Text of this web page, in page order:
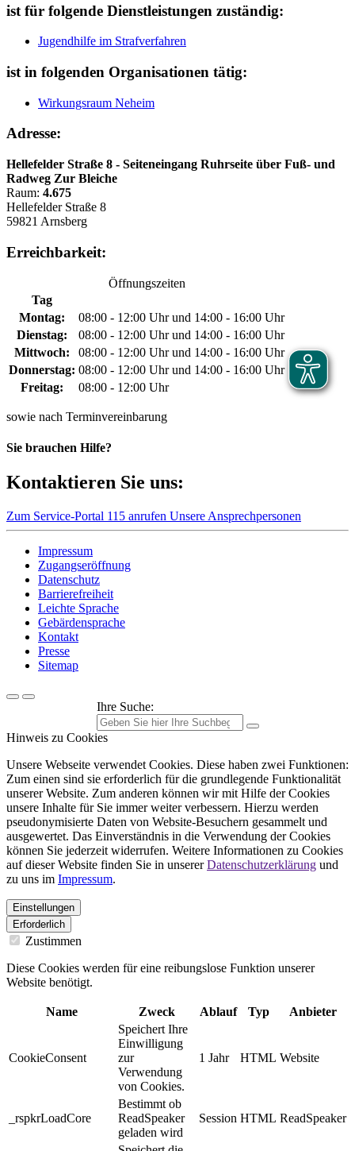
ist für folgende Dienstleistungen zuständig:
Jugendhilfe im Strafverfahren
ist in folgenden Organisationen tätig:
Wirkungsraum Neheim
Adresse:
Hellefelder Straße 8 - Seiteneingang Ruhrseite über Fuß- und
Radweg Zur Bleiche
Raum: 4.675
Hellefelder Straße 8
59821 Arnsberg
Erreichbarkeit:
Öffnungszeiten
Tag
Montag:
08:00 - 12:00 Uhr und 14:00 - 16:00 Uhr
Dienstag:
08:00 - 12:00 Uhr und 14:00 - 16:00 Uhr
Mittwoch:
08:00 - 12:00 Uhr und 14:00 - 16:00 Uhr
Donnerstag: 08:00 - 12:00 Uhr und 14:00 - 16:00 Uhr
Freitag:
08:00 - 12:00 Uhr
sowie nach Terminvereinbarung
Sie brauchen Hilfe?
Kontaktieren Sie uns:
Zum Service-Portal 115 anrufen Unsere Ansprechpersonen
Impressum
Zugangseröffnung
Datenschutz
Barrierefreiheit
Leichte Sprache
Gebärdensprache
Kontakt
Presse
Sitemap
Ihre Suche:
Hinweis zu Cookies
Unsere Webseite verwendet Cookies. Diese haben zwei Funktionen:
Zum einen sind sie erforderlich für die grundlegende Funktionalität
unserer Website. Zum anderen können wir mit Hilfe der Cookies
unsere Inhalte für Sie immer weiter verbessern. Hierzu werden
pseudonymisierte Daten von Website-Besuchern gesammelt und
ausgewertet. Das Einverständnis in die Verwendung der Cookies
können Sie jederzeit widerrufen. Weitere Informationen zu Cookies
auf dieser Website finden Sie in unsererDatenschutzerklärung und
zu uns im Impressum.
Einstellungen
Erforderlich
Zustimmen
Diese Cookies werden für eine reibungslose Funktion unserer
Website benötigt.
Name Zweck Ablauf Typ Anbieter
CookieConsent
Speichert Ihre
Einwilligung
zur
Verwendung
von Cookies.
1 Jahr HTML Website
_rspkrLoadCore
Bestimmt ob
ReadSpeaker
geladen wird
Session HTML ReadSpeaker